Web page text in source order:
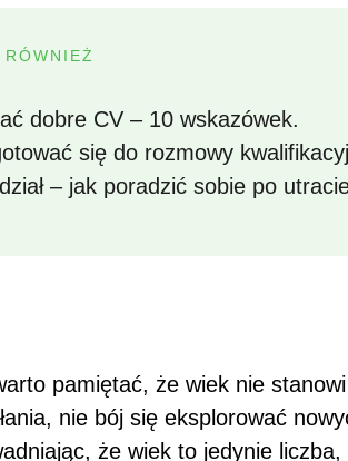
dobre CV – 10 wskazówek.
się do rozmowy
– jak poradzić sobie po
pamiętać, że wiek nie
nie bój się eksplorować
że wiek to jedynie